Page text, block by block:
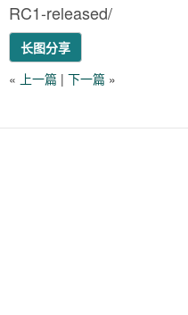
RC1-released/
长图分享
« 上一篇 | 下一篇 »